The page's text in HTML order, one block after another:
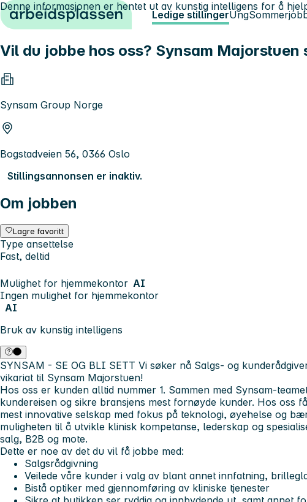
Hopp til innhold Ledige stillingerUng
Vil du jobbe hos oss? Synsam
Synsam Group Norge
Bogstadveien 56, 0366 Oslo
Stillingsannonsen er inaktiv.
Om jobben
Lagre favoritt
Type ansettelse
Fast, deltid
Mulighet for hjemmekontor AI
Ingen mulighet for hjemmekontor
AI
Bruk av kunstig intelligens
Denne informasjonen er hentet ut av kunstig intelligens for å
SYNSAM - SE OG BLI SETT Vi søker nå Salgs- og
vikariat til Synsam Majorstuen!
Hos oss er kunden alltid nummer 1. Sammen med Synsam-
kundereisen og sikre bransjens mest fornøyde kunder. Hos oss
mest innovative selskap med fokus på teknologi, øyehelse og
muligheten til å utvikle klinisk kompetanse, lederskap og
salg, B2B og mote.
Dette er noe av det du vil få jobbe med:
Salgsrådgivning
Veilede våre kunder i valg av blant annet innfatning,
Bistå optiker med gjennomføring av kliniske tjenester